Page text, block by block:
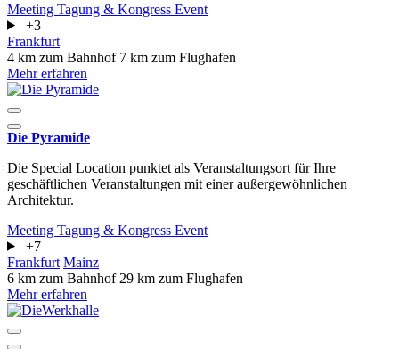
Meeting Tagung & Kongress Event
+3
Frankfurt
4 km zum Bahnhof 7 km zum Flughafen
Mehr erfahren
Die Pyramide
Die Special Location punktet als Veranstaltungsort für Ihre
geschäftlichen Veranstaltungen mit einer außergewöhnlichen
Architektur.
Meeting Tagung & Kongress Event
+7
Frankfurt Mainz
6 km zum Bahnhof 29 km zum Flughafen
Mehr erfahren